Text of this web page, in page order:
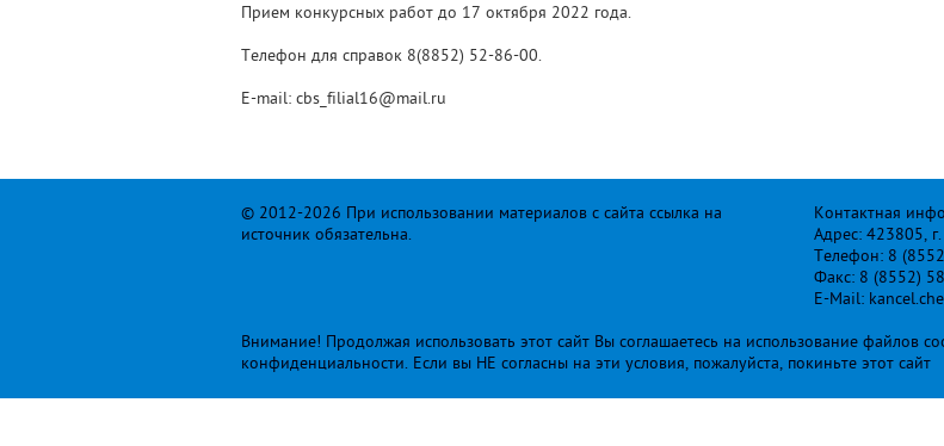
Прием конкурсных работ до 17 октября 2022 года.
Телефон для справок 8(8852) 52-86-00.
Е-mail: cbs_filial16@mail.ru
© 2012-2026 При использовании материалов с сайта ссылка на
источник обязательна.
Контактная
Адрес: 423805,
Телефон: 8
Факс: 8 (8552)
E-Mail:
Внимание! Продолжая использовать этот сайт Вы соглашаетесь на использование файлов
конфиденциальности. Если вы НЕ согласны на эти условия, пожалуйста, покиньте этот сайт